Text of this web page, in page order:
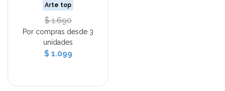
Arte top
$ 1.690
Por compras desde 3
unidades
$ 1.099